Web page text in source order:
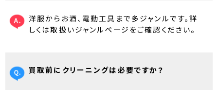
洋服からお酒、電動工具まで多ジャンルです。詳
しくは取扱いジャンルページをご確認ください。
買取前にクリーニングは必要ですか？